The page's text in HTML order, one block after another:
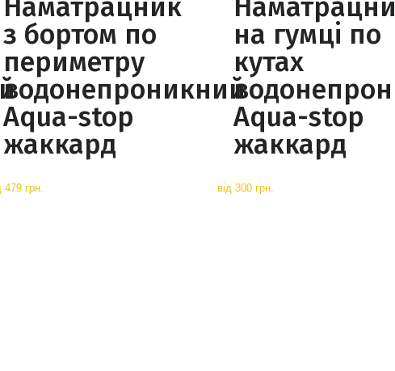
Наматрацник
з бортом по
периметру
водонепроникний
Aqua-stop
жаккард
479 грн.
на гумці по
кутах
Aqua-stop
жаккард
від300 грн.